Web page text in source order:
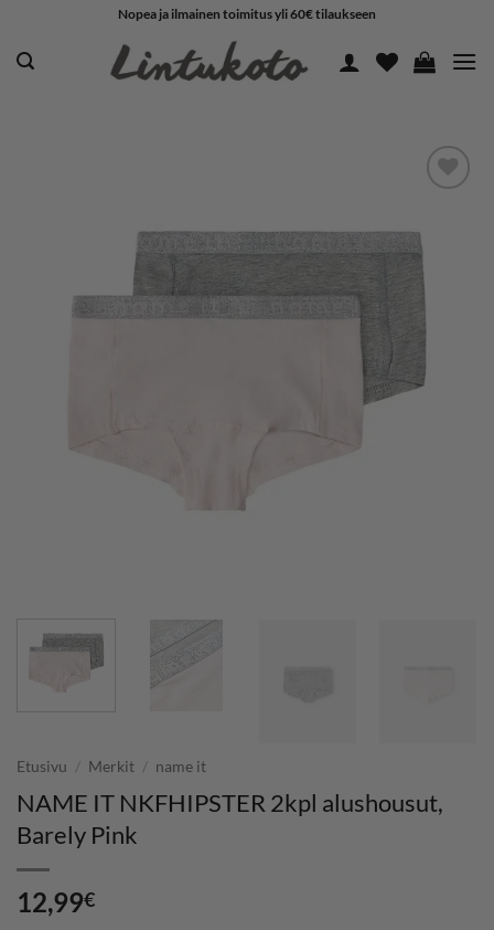
content
Nopea ja ilmainen toimitus yli 60€ tilaukseen
SUOSIKKEIHIN
Etusivu / Merkit / name it
NAME IT NKFHIPSTER 2kpl alushousut,
Barely Pink
12,99€